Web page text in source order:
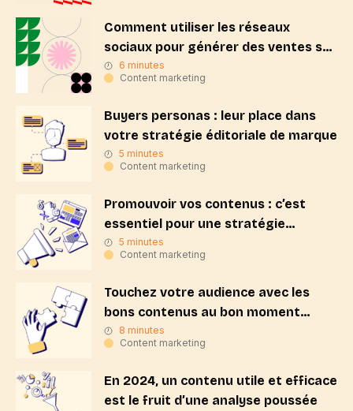
Comment utiliser les réseaux
sociaux pour générer des ventes sur
son site ?
6 minutes
Content marketing
Buyers personas : leur place dans
votre stratégie éditoriale de marque
5 minutes
Content marketing
Promouvoir vos contenus : c’est
essentiel pour une stratégie
éditoriale efficace !
5 minutes
Content marketing
Touchez votre audience avec les
bons contenus au bon moment
grâce aux intentions de recherche
8 minutes
Content marketing
En 2024, un contenu utile et efficace
est le fruit d’une analyse poussée